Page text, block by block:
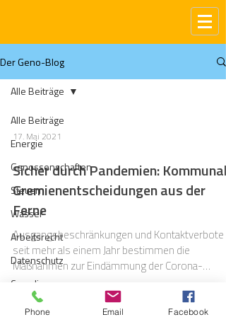
Der Geno-Blog
Alle Beiträge
Energie
Genossenschaften
Steuern
Wasser
Arbeitsrecht
Datenschutz
Compliance
Gas
Alle Beiträge
17. Mai 2021
Sicher durch Pandemien: Kommunale
Gremienentscheidungen aus der
Ferne
Ausgangsbeschränkungen und Kontaktverbote –
seit mehr als einem Jahr bestimmen die
Maßnahmen zur Eindämmung der Corona-
Pandemie den Alltag.
Phone Email Facebook